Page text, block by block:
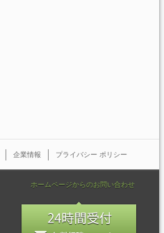
企業情報 プライバシー ポリシー
ホームページからのお問い合わせ